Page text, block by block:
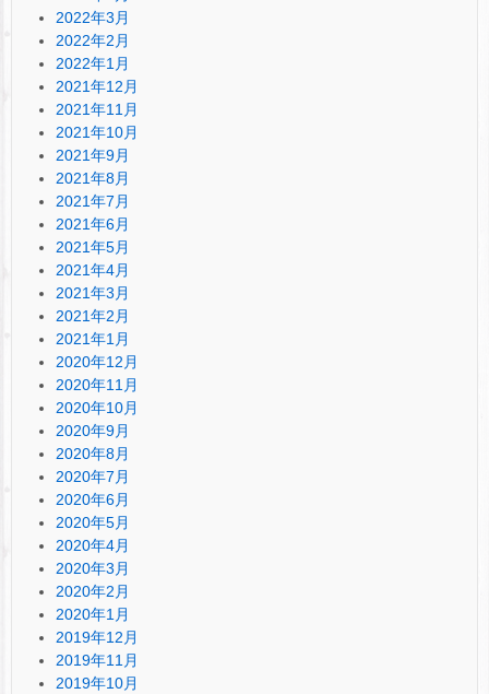
2022年3月
2022年2月
2022年1月
2021年12月
2021年11月
2021年10月
2021年9月
2021年8月
2021年7月
2021年6月
2021年5月
2021年4月
2021年3月
2021年2月
2021年1月
2020年12月
2020年11月
2020年10月
2020年9月
2020年8月
2020年7月
2020年6月
2020年5月
2020年4月
2020年3月
2020年2月
2020年1月
2019年12月
2019年11月
2019年10月